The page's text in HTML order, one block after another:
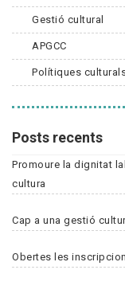
Gestió cultural
APGCC
Polítiques
Posts recents
Promoure la dignitat
cultura
Cap a una gestió
Obertes les